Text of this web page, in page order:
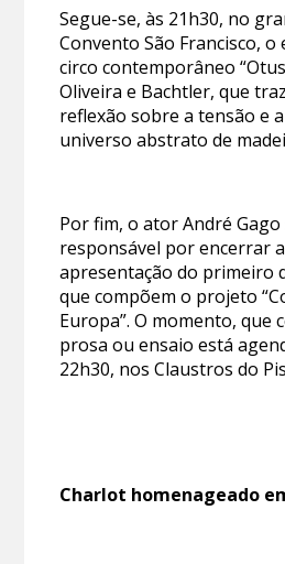
Segue-se, às 21h30, no
Convento São Francisco, o
circo contemporâneo
Oliveira e Bachtler, que
reflexão sobre a tensão e
universo abstrato de
Por fim, o ator André Gago
responsável por encerrar
apresentação do primeiro
que compõem o projeto
Europa”. O momento, que
prosa ou ensaio está
22h30, nos Claustros do
Charlot homenageado